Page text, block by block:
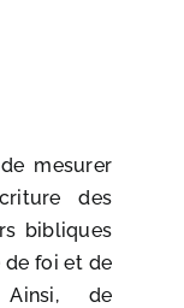
mesurer
des
bibliques
de foi et de
de